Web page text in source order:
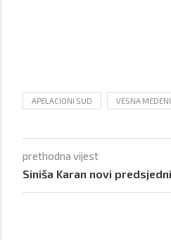
APELACIONI SUD VESNA
prethodna vijest
Siniša Karan novi